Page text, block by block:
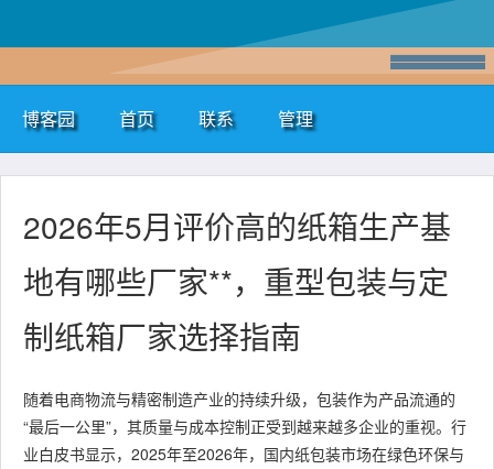
博客园 首页 联系 管理
2026年5月评价高的纸箱生产基
地有哪些厂家**，重型包装与定
制纸箱厂家选择指南
随着电商物流与精密制造产业的持续升级，包装作为产品流通的
“最后一公里”，其质量与成本控制正受到越来越多企业的重视。行
业白皮书显示，2025年至2026年，国内纸包装市场在绿色环保与